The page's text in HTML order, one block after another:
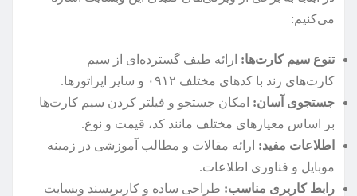
می‌کنیم:
تنوع سیم کارت‌ها: ارائه طیف گسترده‌ای از سیم
کارت‌های رند با کدهای مختلف ۰۹۱۲ و سایر اپراتورها.
جستجوی آسان: امکان جستجو و فیلتر کردن سیم کارت‌ها
بر اساس معیارهای مختلف مانند کد، قیمت و نوع.
اطلاعات مفید: ارائه مقالات و مطالب آموزشی در زمینه
موبایل و فناوری اطلاعات.
رابط کاربری مناسب: طراحی ساده و کاربرپسند وبسایت